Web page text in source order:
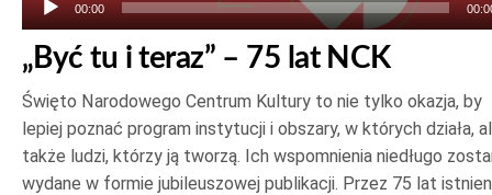
00:00
„Być tu i teraz” – 75 lat NCK
Święto Narodowego Centrum Kultury to nie tylko okazja, by
lepiej poznać program instytucji i obszary, w których działa,
także ludzi, którzy ją tworzą. Ich wspomnienia niedługo
wydane w formie jubileuszowej publikacji. Przez 75 lat